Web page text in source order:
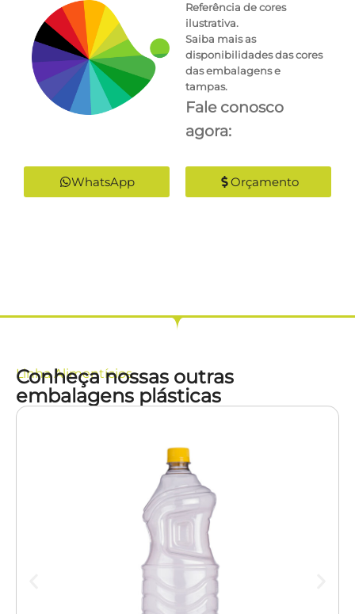
Referência de cores
ilustrativa.
Saiba mais as
disponibilidades das cores
das embalagens e
tampas.
Fale conosco
agora:
WhatsApp Orçamento
LinhaAlimentícios
Conheça nossas outras
embalagens plásticas